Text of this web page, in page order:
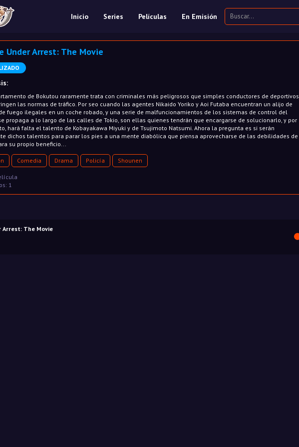
Inicio Series Películas En Emisión
Under Arrest: The Movie
de Bokutou raramente trata con criminales más peligrosos que simples conductores de deportivos
las normas de tráfico. Por seo cuando las agentes Nikaido Yoriko y Aoi Futaba encuentran un alijo de
fuego ilegales en un coche robado, y una serie de malfuncionamientos de los sistemas de control del
propaga a lo largo de las calles de Tokio, son ellas quienes tendrán que encargarse de solucionarlo, y por
hará falta el talento de Kobayakawa Miyuki y de Tsujimoto Natsumi. Ahora la pregunta es si serán
dichos talentos para parar los pies a una mente diabólica que piensa aprovecharse de las debilidades de
su propio beneficio...
Comedia Drama Policía Shounen
1
Arrest: The Movie